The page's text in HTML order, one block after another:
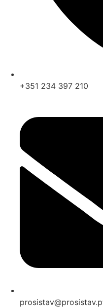
+351 234 397 210